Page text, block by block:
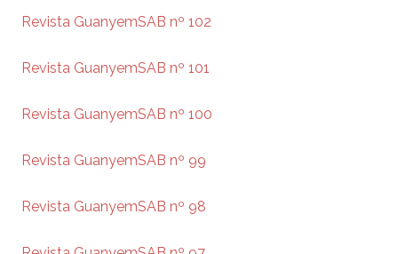
Revista GuanyemSAB nº 102
Revista GuanyemSAB nº 101
Revista GuanyemSAB nº 100
Revista GuanyemSAB nº 99
Revista GuanyemSAB nº 98